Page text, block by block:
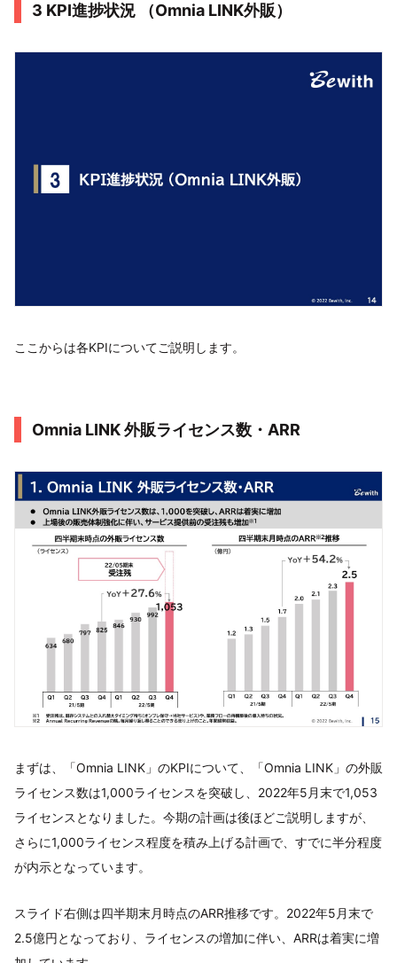
3 KPI進捗状況 （Omnia LINK外販）
ここからは各KPIについてご説明します。
Omnia LINK 外販ライセンス数・ARR
まずは、「Omnia LINK」のKPIについて、「Omnia LINK」の外販
ライセンス数は1,000ライセンスを突破し、2022年5月末で1,053
ライセンスとなりました。今期の計画は後ほどご説明しますが、
さらに1,000ライセンス程度を積み上げる計画で、すでに半分程度
が内示となっています。
スライド右側は四半期末月時点のARR推移です。2022年5月末で
2.5億円となっており、ライセンスの増加に伴い、ARRは着実に増